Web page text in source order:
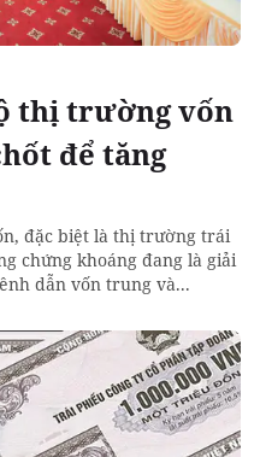
thị trường vốn
để tăng
đặc biệt là thị trường trái
chứng khoáng đang là giải
dẫn vốn trung và...